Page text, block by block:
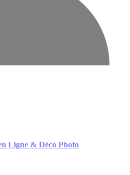
Ligne & Déco Photo